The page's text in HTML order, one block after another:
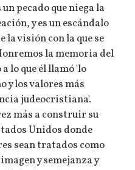
pecado que niega la
y es un escándalo
la visión con la que se
la memoria del
lo que él llamó 'lo
y los valores más
judeocristiana'.
más a construir su
Unidos donde
sean tratados como
y semejanza y